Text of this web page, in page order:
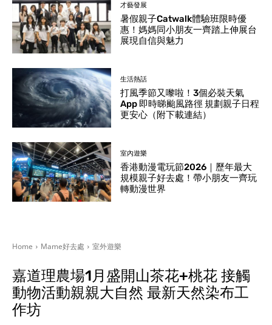
才藝發展
暑假親子Catwalk體驗班限時優
惠！媽媽同小朋友一齊踏上伸展台
展現自信與魅力
生活熱話
打風季節又嚟啦！3個必裝天氣
App 即時睇颱風路徑 規劃親子日程
更安心（附下載連結）
室內遊樂
香港動漫電玩節2026｜歷年最大
規模親子好去處！帶小朋友一齊玩
轉動漫世界